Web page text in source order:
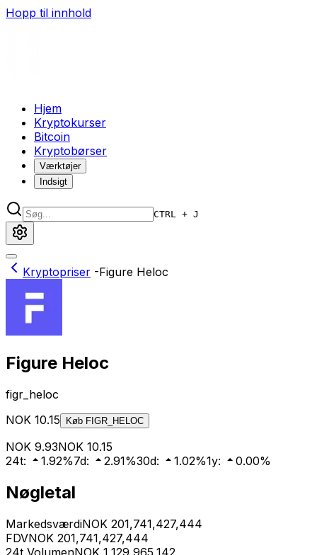
Hopp til innhold
Hjem
Kryptokurser
Bitcoin
Kryptobørser
Værktøjer
Indsigt
CTRL + J
Kryptopriser -Figure Heloc
Figure Heloc
figr_heloc
NOK 10.15 Køb FIGR_HELOC
NOK 9.93NOK 10.15
24t: 1.92%7d: 2.91%30d: 1.02%1y: 0.00%
Nøgletal
MarkedsværdiNOK 201,741,427,444
FDVNOK 201,741,427,444
24t VolumenNOK 1,129,965,142